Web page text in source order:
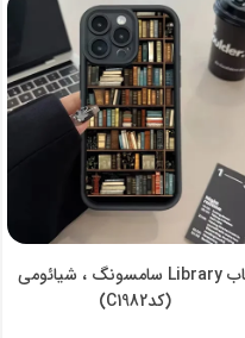
قاب Library سامسونگ ، شیائومی
(کدC1982)